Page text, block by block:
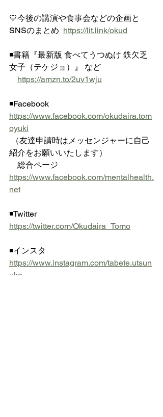
💛今後の講演や食事会などの企画と
SNSのまとめ https://lit.link/okud
◾️書籍『最新版 食べてうつぬけ 鉄欠乏
女子（テケジョ）』 など
https://amzn.to/2uv1wju
◾️Facebook
https://www.facebook.com/okudaira.tom
oyuki
紹介をお願いいたします）
総合ページ
https://www.facebook.com/mentalhealth.
net
◾️Twitter
https://twitter.com/Okudaira_Tomo
◾️インスタ
https://www.instagram.com/tabete.utsun
uke